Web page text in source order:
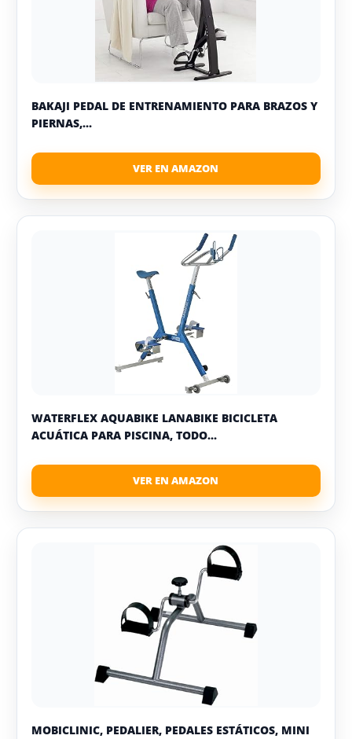
BAKAJI PEDAL DE ENTRENAMIENTO PARA BRAZOS Y
PIERNAS,...
WATERFLEX AQUABIKE LANABIKE BICICLETA
ACUÁTICA PARA PISCINA, TODO...
MOBICLINIC, PEDALIER, PEDALES ESTÁTICOS, MINI